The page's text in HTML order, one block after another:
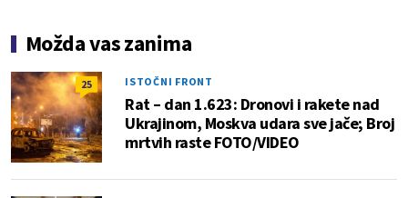
Možda vas zanima
25 ISTOČNI FRONT
Rat – dan 1.623: Dronovi i rakete nad
Ukrajinom, Moskva udara sve jače; Broj
mrtvih raste FOTO/VIDEO